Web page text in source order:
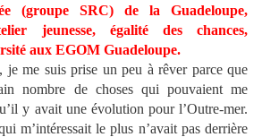
(groupe SRC) de la Guadeloupe,
jeunesse, égalité des chances,
aux EGOM Guadeloupe.
je me suis prise un peu à rêver parce que
nombre de choses qui pouvaient me
y avait une évolution pour l’Outre-mer.
m’intéressait le plus n’avait pas derrière